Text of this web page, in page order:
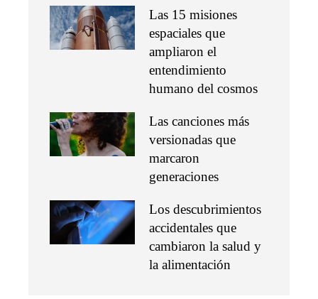
Las 15 misiones
espaciales que
ampliaron el
entendimiento
humano del cosmos
Las canciones más
versionadas que
marcaron
generaciones
Los descubrimientos
accidentales que
cambiaron la salud y
la alimentación